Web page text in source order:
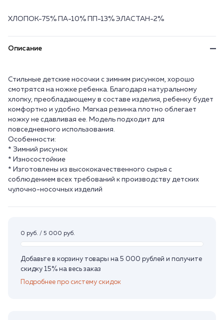
ХЛОПОК-75% ПА-10% ПП-13% ЭЛАСТАН-2%
Описание
Стильные детские носочки с зимним рисунком, хорошо
смотрятся на ножке ребенка. Благодаря натуральному
хлопку, преобладающему в составе изделия, ребенку будет
комфортно и удобно. Мягкая резинка плотно облегает
ножку не сдавливая ее. Модель подходит для
повседневного использования.
Особенности:
* Зимний рисунок
* Износостойкие
* Изготовлены из высококачественного сырья с
соблюдением всех требований к производству детских
чулочно-носочных изделий
0 руб. / 5 000 руб.
Добавьте в корзину товары на 5 000 рублей и получите
скидку 15% на весь заказ
Подробнее про систему скидок